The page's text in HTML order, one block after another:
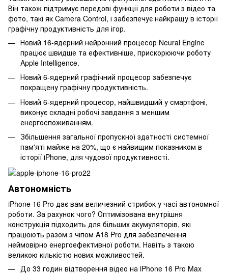
Він також підтримує передові функції для роботи з відео та
фото, такі як Camera Control, і забезпечує найкращу в історії
графічну продуктивність для ігор.
Новий 16-ядерний нейронний процесор Neural Engine
працює швидше та ефективніше, прискорюючи роботу
Apple Intelligence.
Новий 6-ядерний графічний процесор забезпечує
покращену графічну продуктивність.
Новий 6-ядерний процесор, найшвидший у смартфоні,
виконує складні робочі завдання з меншим
енергоспоживанням.
Збільшення загальної пропускної здатності системної
пам'яті майже на 20%, що є найвищим показником в
історії iPhone, для чудової продуктивності.
Автономність
iPhone 16 Pro дає вам величезний стрибок у часі автономної
роботи. За рахунок чого? Оптимізована внутрішня
конструкція підходить для більших акумуляторів, які
працюють разом з чіпом A18 Pro для забезпечення
неймовірно енергоефективної роботи. Навіть з такою
великою кількістю нових можливостей.
До 33 годин відтворення відео на iPhone 16 Pro Max